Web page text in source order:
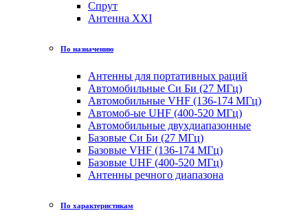
Спрут
Антенна XXI
По назначению
Антенны для портативных раций
Автомобильные Си Би (27 МГц)
Автомобильные VHF (136-174 МГц)
Автомоб-ые UHF (400-520 МГц)
Автомобильные двухдиапазонные
Базовые Си Би (27 МГц)
Базовые VHF (136-174 МГц)
Базовые UHF (400-520 МГц)
Антенны речного диапазона
По характеристикам